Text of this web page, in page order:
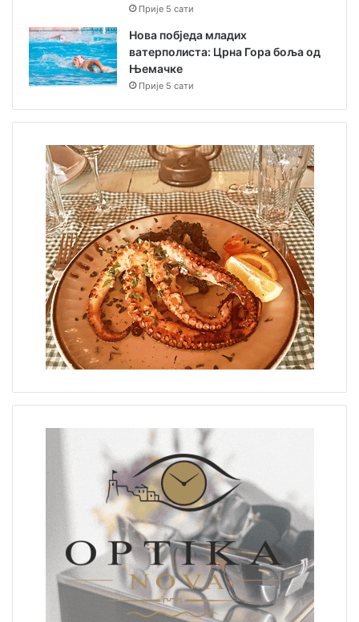
Прије 5 сати
Нова побједа младих
ватерполиста: Црна Гора боља од
Њемачке
Прије 5 сати